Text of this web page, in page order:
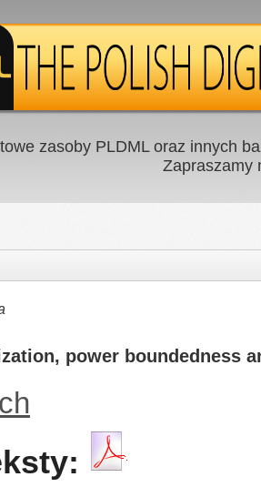
zasoby PLDML oraz innych
Zapraszamy
power boundedness